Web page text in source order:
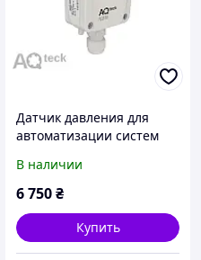
Датчик давления для
автоматизации систем
мА/0...10 В
В наличии
6 750₴
Купить